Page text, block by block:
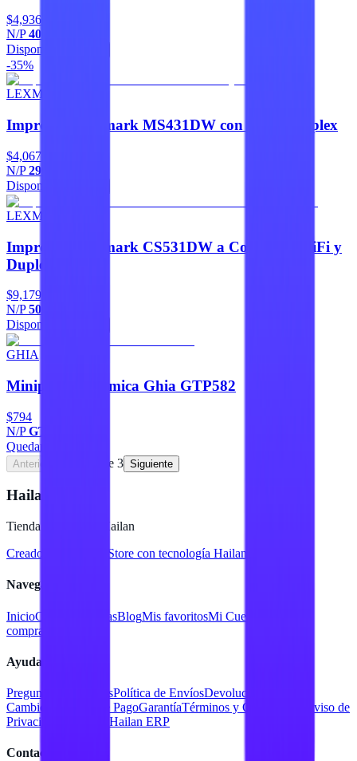
$4,936
N/P40N9320
Disponible
-35%
LEXMARK
Impresora Lexmark MS431DW con Wifi y Duplex
$4,067
N/P29S0100
Disponible
LEXMARK
Impresora Lexmark CS531DW a Color con WiFi y
Duplex
$9,179
N/P50M0015
Disponible
GHIA
Miniprinter Termica Ghia GTP582
$794
N/PGTP582
Quedan 2
Anterior
de 3 Siguiente
Hailan Store
Tienda en línea de Hailan
Creado para
Hailan Store con tecnología Hailan ERP
Navegación
InicioCatálogo MarcasBlogMis favoritosMi Cuenta
compra
Ayuda
Preguntas FrecuentesPolítica de EnvíosDevoluciones y
Cambios
Métodos de PagoGarantíaTérminos y Condiciones
Aviso de
Privacidad
Servicios Hailan ERP
Contacto